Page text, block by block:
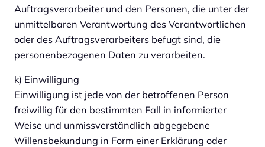
Auftragsverarbeiter und den Personen, die unter der
unmittelbaren Verantwortung des Verantwortlichen
oder des Auftragsverarbeiters befugt sind, die
personenbezogenen Daten zu verarbeiten.
k) Einwilligung
Einwilligung ist jede von der betroffenen Person
freiwillig für den bestimmten Fall in informierter
Weise und unmissverständlich abgegebene
Willensbekundung in Form einer Erklärung oder